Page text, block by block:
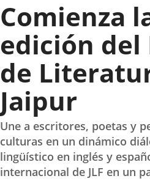
Valladolid
Comienza
edición del
de
Jaipur
Une a escritores, poetas y
culturas en un dinámico
lingüístico en inglés y
internacional de JLF en un